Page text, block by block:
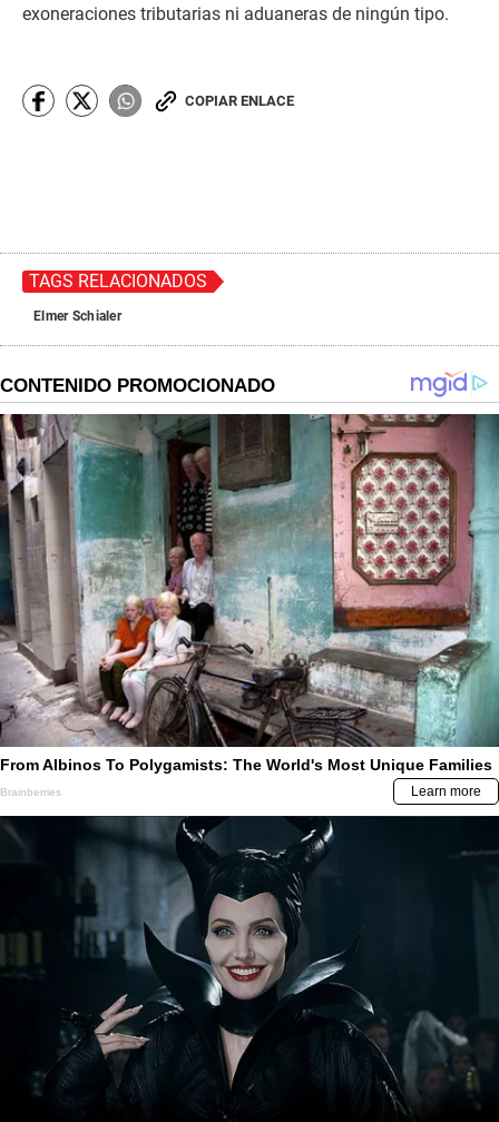
exoneraciones tributarias ni aduaneras de ningún tipo.
COPIAR ENLACE
TAGS RELACIONADOS
Elmer Schialer